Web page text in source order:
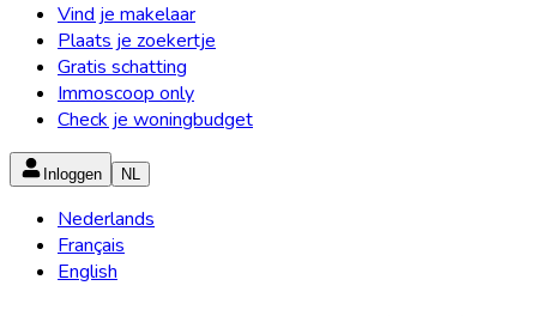
Vind je makelaar
Plaats je zoekertje
Gratis schatting
Immoscoop only
Check je woningbudget
Inloggen NL
Nederlands
Français
English